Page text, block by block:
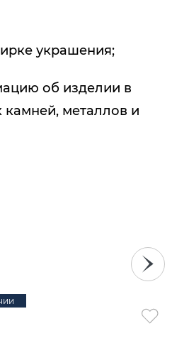
украшения;
об изделии в
металлов и